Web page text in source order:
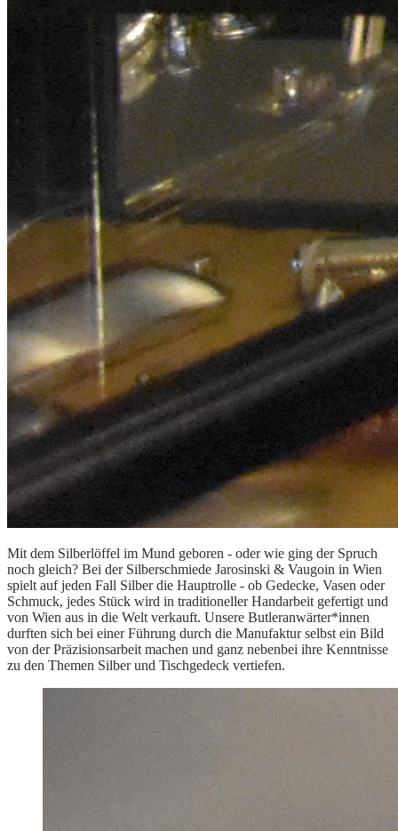
Mit dem Silberlöffel im Mund geboren - oder wie ging der Spruch
noch gleich? Bei der Silberschmiede Jarosinski & Vaugoin in Wien
spielt auf jeden Fall Silber die Hauptrolle - ob Gedecke, Vasen oder
Schmuck, jedes Stück wird in traditioneller Handarbeit gefertigt und
von Wien aus in die Welt verkauft. Unsere Butleranwärter*innen
durften sich bei einer Führung durch die Manufaktur selbst ein Bild
von der Präzisionsarbeit machen und ganz nebenbei ihre Kenntnisse
zu den Themen Silber und Tischgedeck vertiefen.